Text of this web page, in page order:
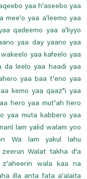
yaa h'aseebo yaa
mee'o yaa a'leemo yaa
qadeemo yaa a'liyyo
yaa day yaano yaa
yaa kafeelo yaa
da leelo yaa haadi yaa
yaa baa t'eno yaa
kemo yaa qaaz"i yaa
hero yaa mut'ah hero
yaa muta kabbero yaa
lam yalid walam yoo
Wa lam yakul lahu
Walat takha d'a
wala kaa na
illa anta fata a'alaita